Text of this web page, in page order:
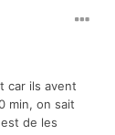
car ils avent
min, on sait
de les